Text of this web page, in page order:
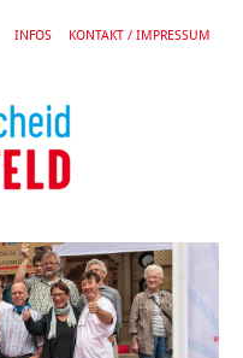
INFOS KONTAKT / IMPRESSUM